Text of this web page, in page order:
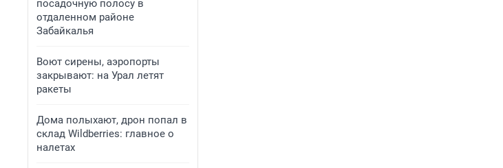
посадочную полосу в
отдаленном районе
Забайкалья
Воют сирены, аэропорты
закрывают: на Урал летят
ракеты
Дома полыхают, дрон попал в
склад Wildberries: главное о
налетах